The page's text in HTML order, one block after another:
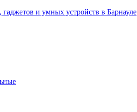
и умных устройств в Барнауле